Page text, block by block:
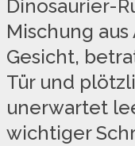
Dinosaurier-
Mischung
Gesicht,
Tür und
unerwartet
wichtiger